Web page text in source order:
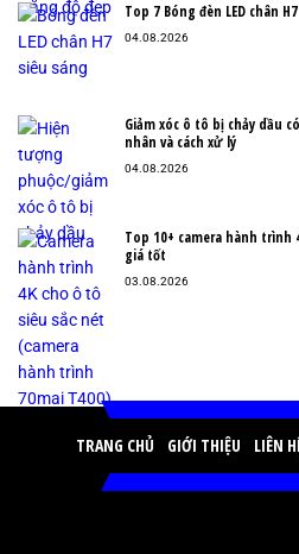
Top 7 Bóng đèn LED chân
04.08.2026
Giảm xóc ô tô bị chảy dầu
nhân và cách xử lý
04.08.2026
Top 10+ camera hành trình
giá tốt
03.08.2026
TRANG CHỦ GIỚI THIỆU LIÊN